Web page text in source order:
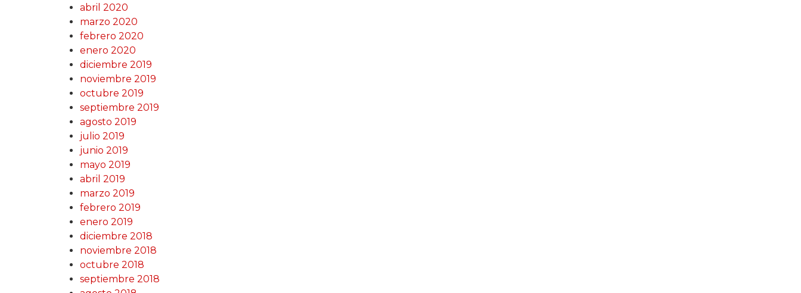
abril 2020
marzo 2020
febrero 2020
enero 2020
diciembre 2019
noviembre 2019
octubre 2019
septiembre 2019
agosto 2019
julio 2019
junio 2019
mayo 2019
abril 2019
marzo 2019
febrero 2019
enero 2019
diciembre 2018
noviembre 2018
octubre 2018
septiembre 2018